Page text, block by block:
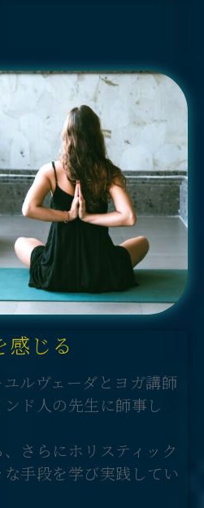
感じる
ルヴェーダとヨガ講師
ド人の先生に師事し
さらにホリスティック
手段を学び実践してい